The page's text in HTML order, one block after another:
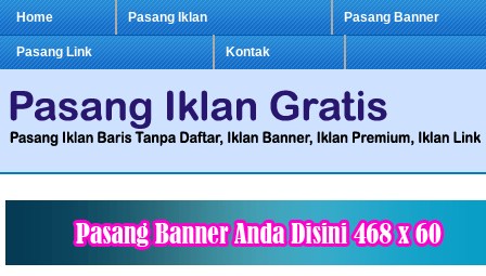
Home Pasang Iklan Pasang Banner
Pasang Link Kontak